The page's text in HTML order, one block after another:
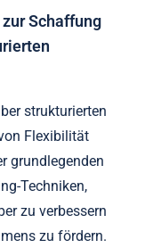
Schaffung
strukturierten
Flexibilität
grundlegenden
Techniken,
zu verbessern
zu fördern.